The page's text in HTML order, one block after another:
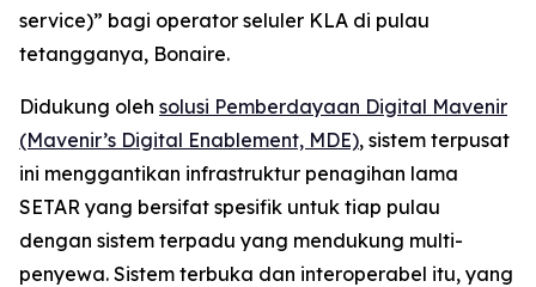
service)” bagi operator seluler KLA di pulau
tetangganya, Bonaire.
Didukung oleh solusi Pemberdayaan Digital Mavenir
(Mavenir’s Digital Enablement, MDE), sistem terpusat
ini menggantikan infrastruktur penagihan lama
SETAR yang bersifat spesifik untuk tiap pulau
dengan sistem terpadu yang mendukung multi-
penyewa. Sistem terbuka dan interoperabel itu, yang